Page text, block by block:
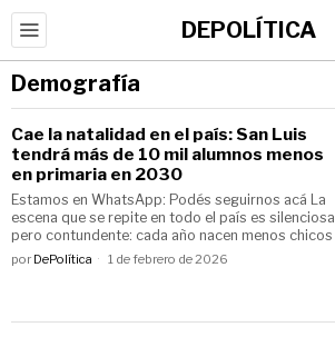
DEPOLÍTICA
Demografía
Cae la natalidad en el país: San Luis
tendrá más de 10 mil alumnos menos
en primaria en 2030
Estamos en WhatsApp: Podés seguirnos acá La
escena que se repite en todo el país es silenciosa
pero contundente: cada año nacen menos chicos
por DePolítica 1 de febrero de 2026